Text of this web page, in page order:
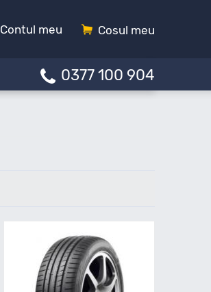
Cosul meu
Contul meu
0377 100 904